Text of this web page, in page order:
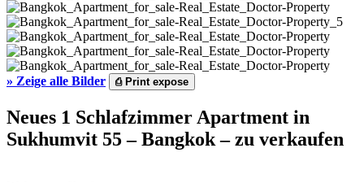
» Zeige alle Bilder ⎙Print expose
Neues 1 Schlafzimmer Apartment in
Sukhumvit 55 – Bangkok – zu verkaufen